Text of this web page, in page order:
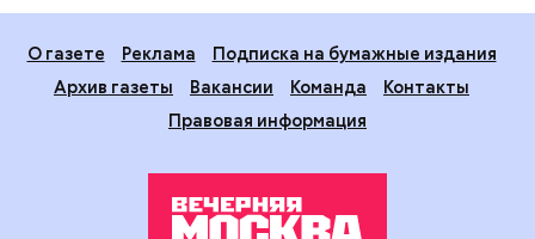
О газете Реклама
Подписка на бумажные издания
Архив газеты
Вакансии Команда
Контакты
Правовая информация